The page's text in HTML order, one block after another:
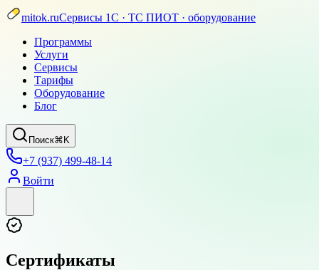
mitok.ruСервисы 1С · ТС ПИОТ · оборудование
Программы
Услуги
Сервисы
Тарифы
Оборудование
Блог
Поиск⌘K
+7 (937) 499-48-14
Войти
Сертификаты